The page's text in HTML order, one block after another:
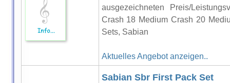
ausgezeichneten Preis/
Crash 18 Medium Crash 20
Sets, Sabian
Aktuelles Angebot anzeigen..
Sabian Sbr First Pack Set